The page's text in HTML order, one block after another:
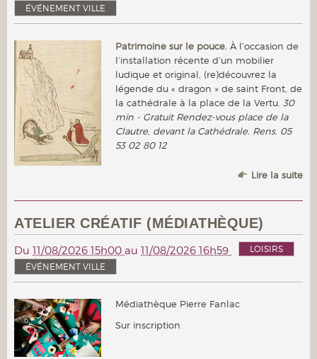
ÉVÉNEMENT VILLE
Patrimoine sur le pouce.À l’occasion de
l’installation récente d’un mobilier
ludique et original, (re)découvrez la
légende du « dragon » de saint Front, de
la cathédrale à la place de la Vertu. 30
min - Gratuit Rendez-vous place de la
Clautre, devant la Cathédrale. Rens. 05
53 02 80 12
Lire la suite
ATELIER CRÉATIF (MÉDIATHÈQUE)
Du 11/08/2026 15h00 au 11/08/2026 16h59
LOISIRS
ÉVÉNEMENT VILLE
Médiathèque Pierre Fanlac
Sur inscription